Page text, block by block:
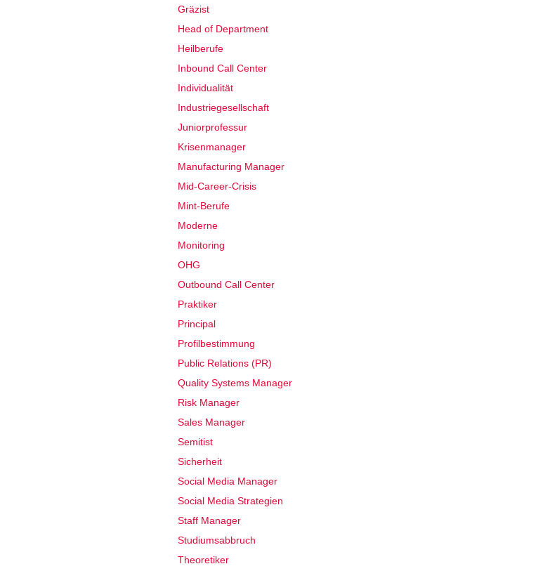
Gräzist
Head of Department
Heilberufe
Inbound Call Center
Individualität
Industriegesellschaft
Juniorprofessur
Krisenmanager
Manufacturing Manager
Mid-Career-Crisis
Mint-Berufe
Moderne
Monitoring
OHG
Outbound Call Center
Praktiker
Principal
Profilbestimmung
Public Relations (PR)
Quality Systems Manager
Risk Manager
Sales Manager
Semitist
Sicherheit
Social Media Manager
Social Media Strategien
Staff Manager
Studiumsabbruch
Theoretiker